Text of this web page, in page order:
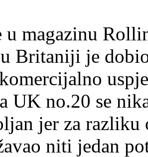
magazinu
u Britaniji je
UK no.20 se
jer za razliku
niti jedan